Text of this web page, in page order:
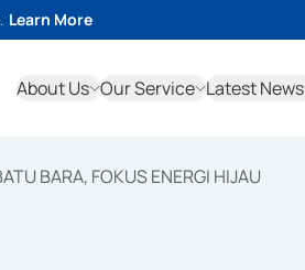
Learn More
About Us Our Service Latest News
BARA, FOKUS ENERGI HIJAU